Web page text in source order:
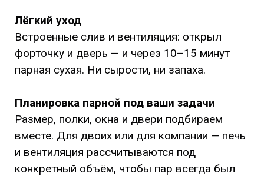
Лёгкий уход
Встроенные слив и вентиляция: открыл
форточку и дверь — и через 10–15 минут
парная сухая. Ни сырости, ни запаха.
Планировка парной под ваши задачи
Размер, полки, окна и двери подбираем
вместе. Для двоих или для компании — печь
и вентиляция рассчитываются под
конкретный объём, чтобы пар всегда был